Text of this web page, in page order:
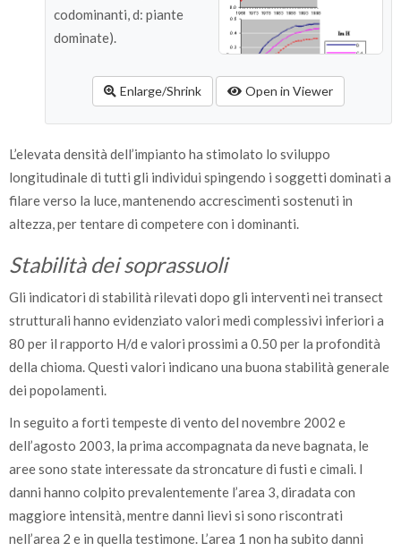
codominanti, d: piante
dominate).
Enlarge/Shrink Open in Viewer
L’elevata densità dell’impianto ha stimolato lo sviluppo
longitudinale di tutti gli individui spingendo i soggetti dominati a
filare verso la luce, mantenendo accrescimenti sostenuti in
altezza, per tentare di competere con i dominanti.
Stabilità dei soprassuoli
Gli indicatori di stabilità rilevati dopo gli interventi nei transect
strutturali hanno evidenziato valori medi complessivi inferiori a
80 per il rapporto H/d e valori prossimi a 0.50 per la profondità
della chioma. Questi valori indicano una buona stabilità generale
dei popolamenti.
In seguito a forti tempeste di vento del novembre 2002 e
dell’agosto 2003, la prima accompagnata da neve bagnata, le
aree sono state interessate da stroncature di fusti e cimali. I
danni hanno colpito prevalentemente l’area 3, diradata con
maggiore intensità, mentre danni lievi si sono riscontrati
nell’area 2 e in quella testimone. L’area 1 non ha subito danni